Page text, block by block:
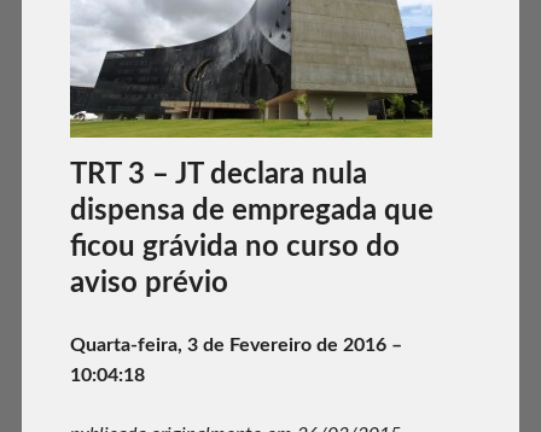
TRT 3 – JT declara nula
dispensa de empregada que
ficou grávida no curso do
aviso prévio
Quarta-feira, 3 de Fevereiro de 2016 –
10:04:18